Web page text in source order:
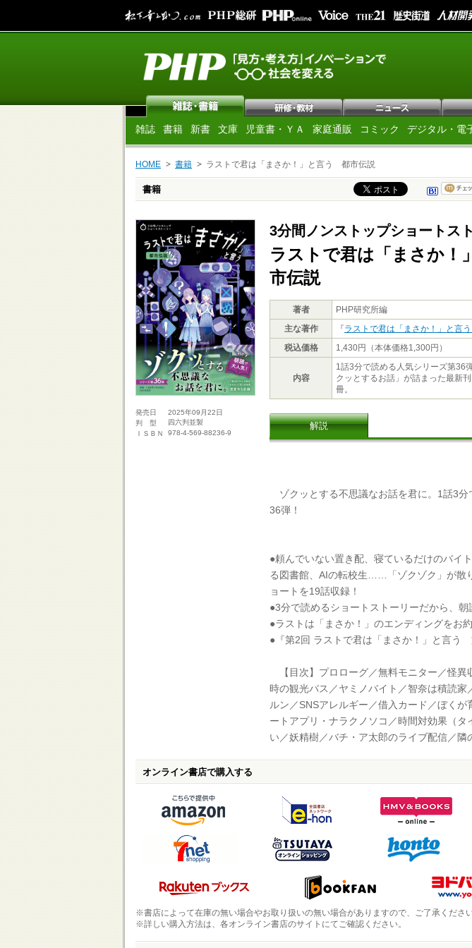
雑誌 書籍 新書 文庫 児童書・ＹＡ 家庭通販 コミック デジタル・電
HOME 書籍 ラストで君は「まさか！」と言う 都市伝説
書籍
発売日
2025年09月22日
判 型
四六判並製
ＩＳＢＮ
978-4-569-88236-9
3分間ノンストップショートス
ラストで君は「まさか
市伝説
著者
PHP研究所編
主な著作
『ラストで君は「まさか！」と言
税込価格
1,430円（本体価格1,300円）
内容
1話3分で読める人気シリーズ第
クッとするお話」が詰まった最新
冊。
解説
ゾクッとする不思議なお話を君に。1話3分
36弾！
●頼んでいない置き配、寝ているだけのバイ
る図書館、AIの転校生……「ゾクゾク」が散
ョートを19話収録！
●3分で読めるショートストーリーだから、朝
●ラストは「まさか！」のエンディングをお約
●『第2回 ラストで君は「まさか！」と言う
【目次】プロローグ／無料モニター／怪異
時の観光バス／ヤミノバイト／智奈は積読家
ルン／SNSアレルギー／借入カード／ぼくが
ートアプリ・ナラクノソコ／時間対効果（タ
い／妖精樹／バチ・ア太郎のライブ配信／隣
オンライン書店で購入する
※書店によって在庫の無い場合やお取り扱いの無い場合がありますので、ご了承ください
※詳しい購入方法は、各オンライン書店のサイトにてご確認ください。